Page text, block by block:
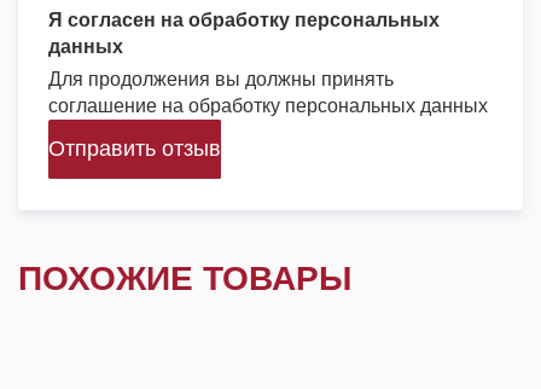
Я согласен на обработку персональных
данных
Для продолжения вы должны принять
соглашение на обработку персональных данных
Отправить отзыв
ПОХОЖИЕ ТОВАРЫ